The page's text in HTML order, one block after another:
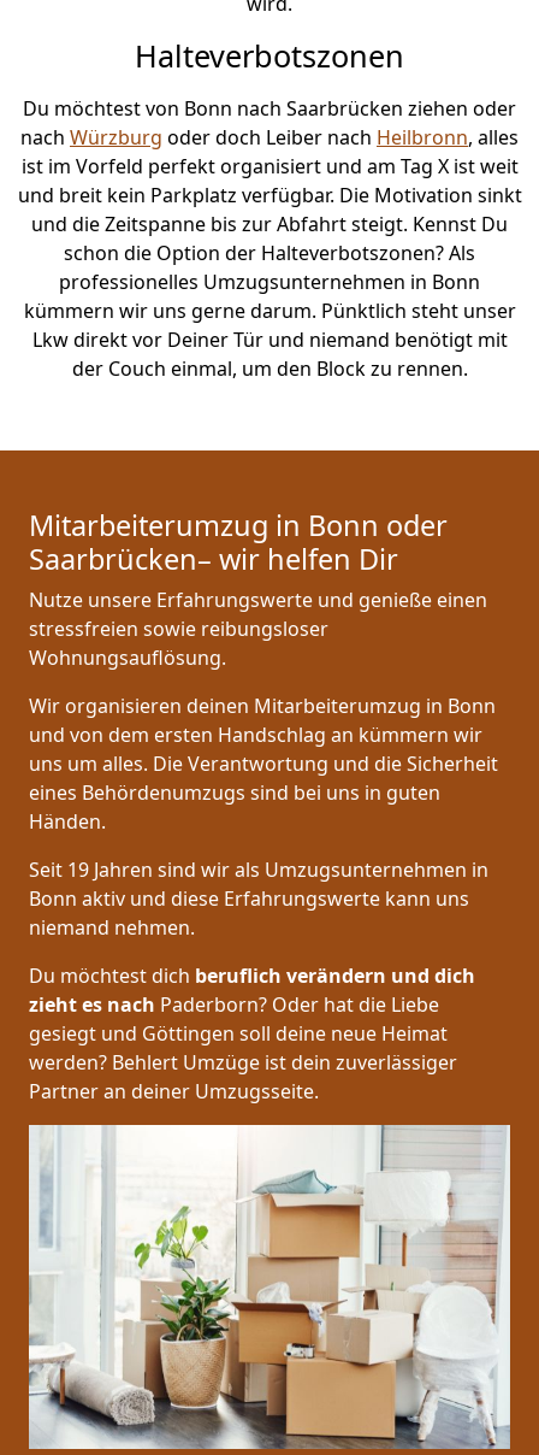
Halteverbotszonen
Du möchtest von Bonn nach Saarbrücken ziehen oder
nach Würzburg oder doch Leiber nach Heilbronn, alles
ist im Vorfeld perfekt organisiert und am Tag X ist weit
und breit kein Parkplatz verfügbar. Die Motivation sinkt
und die Zeitspanne bis zur Abfahrt steigt. Kennst Du
schon die Option der Halteverbotszonen? Als
professionelles Umzugsunternehmen in Bonn
kümmern wir uns gerne darum. Pünktlich steht unser
Lkw direkt vor Deiner Tür und niemand benötigt mit
der Couch einmal, um den Block zu rennen.
Mitarbeiterumzug in Bonn oder
Saarbrücken– wir helfen Dir
Nutze unsere Erfahrungswerte und genieße einen
stressfreien sowie reibungsloser
Wohnungsauflösung.
Wir organisieren deinen Mitarbeiterumzug in Bonn
und von dem ersten Handschlag an kümmern wir
uns um alles. Die Verantwortung und die Sicherheit
eines Behördenumzugs sind bei uns in guten
Händen.
Seit 19 Jahren sind wir als Umzugsunternehmen in
Bonn aktiv und diese Erfahrungswerte kann uns
niemand nehmen.
Du möchtest dich beruflich verändern und dich
zieht es nach Paderborn? Oder hat die Liebe
gesiegt und Göttingen soll deine neue Heimat
werden? Behlert Umzüge ist dein zuverlässiger
Partner an deiner Umzugsseite.